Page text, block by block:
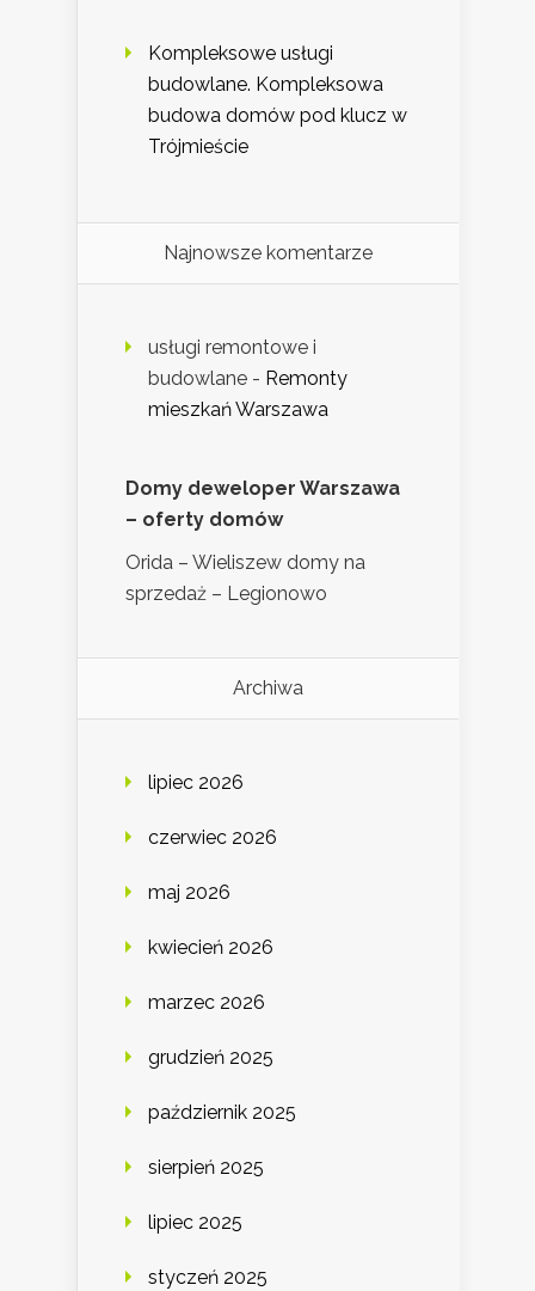
Kompleksowe usługi
budowlane. Kompleksowa
budowa domów pod klucz w
Trójmieście
Najnowsze komentarze
usługi remontowe i
budowlane - Remonty
mieszkań Warszawa
Domy deweloper Warszawa
– oferty domów
Orida – Wieliszew domy na
sprzedaż – Legionowo
Archiwa
lipiec 2026
czerwiec 2026
maj 2026
kwiecień 2026
marzec 2026
grudzień 2025
październik 2025
sierpień 2025
lipiec 2025
styczeń 2025